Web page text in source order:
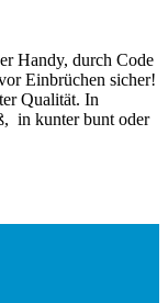
Handy, durch Code
Einbrüchen sicher!
Qualität. In
in kunter bunt oder